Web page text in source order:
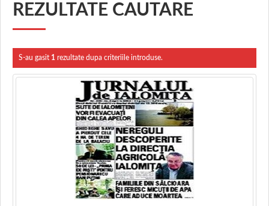
REZULTATE CAUTARE
S-au gasit 1 rezultate dupa criteriile introduse.